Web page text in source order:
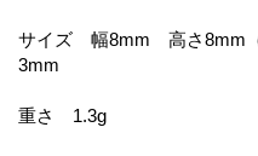
サイズ 幅8mm 高さ8mm
3mm
重さ 1.3g